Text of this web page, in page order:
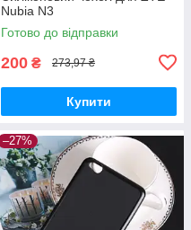
Nubia N3
Готово до відправки
200 ₴ 273,97 ₴
Купити
–27%